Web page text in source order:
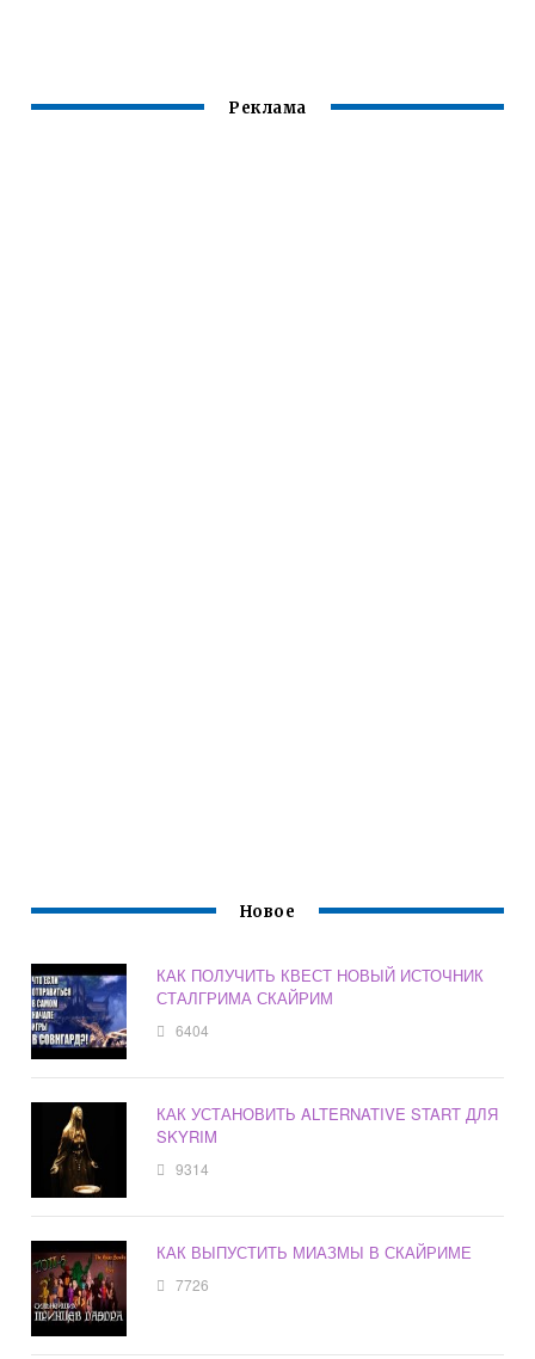
Реклама
Новое
КАК ПОЛУЧИТЬ КВЕСТ НОВЫЙ ИСТОЧНИК
СТАЛГРИМА СКАЙРИМ
6404
КАК УСТАНОВИТЬ ALTERNATIVE START ДЛЯ
SKYRIM
9314
КАК ВЫПУСТИТЬ МИАЗМЫ В СКАЙРИМЕ
7726